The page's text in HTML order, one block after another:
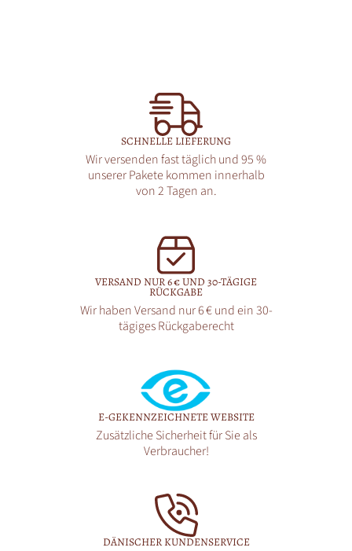
SCHNELLE LIEFERUNG
Wir versenden fast täglich und 95 %
unserer Pakete kommen innerhalb
von 2 Tagen an.
VERSAND NUR 6 € UND 30-TÄGIGE
RÜCKGABE
Wir haben Versand nur 6 € und ein 30-
tägiges Rückgaberecht
E-GEKENNZEICHNETE WEBSITE
Zusätzliche Sicherheit für Sie als
Verbraucher!
DÄNISCHER KUNDENSERVICE